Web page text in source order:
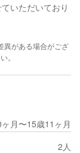
いただいており
異がある場合がござ
。
月〜15歳11ヶ月
2人